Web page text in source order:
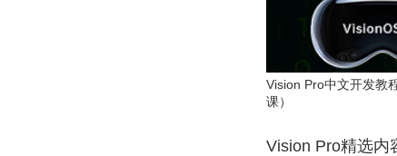
Vision Pro中文开发教
课）
Vision Pro精选内